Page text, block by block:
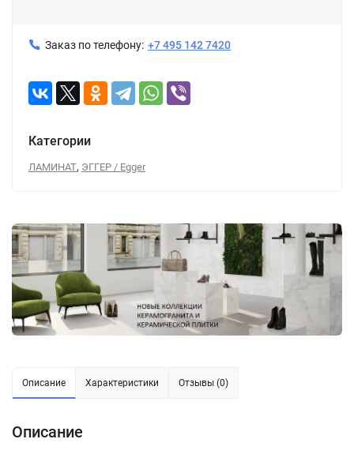
Заказ по телефону: +7 495 142 7420
Категории
ЛАМИНАТ, ЭГГЕР / Egger
Описание Характеристики Отзывы (0)
Описание